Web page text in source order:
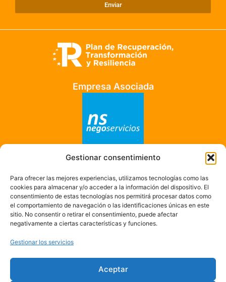
Gestionar consentimiento
Para ofrecer las mejores experiencias, utilizamos tecnologías como las
cookies para almacenar y/o acceder a la información del dispositivo. El
consentimiento de estas tecnologías nos permitirá procesar datos como
el comportamiento de navegación o las identificaciones únicas en este
sitio. No consentir o retirar el consentimiento, puede afectar
negativamente a ciertas características y funciones.
Gestionar los servicios
Aceptar
Enviar
Empresa Asociada